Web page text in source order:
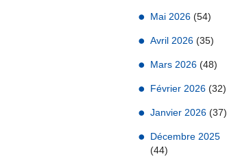
Mai 2026 (54)
Avril 2026 (35)
Mars 2026 (48)
Février 2026 (32)
Janvier 2026 (37)
Décembre 2025
(44)